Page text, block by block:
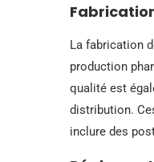
La fabrication
production
qualité est
distribution.
inclure des